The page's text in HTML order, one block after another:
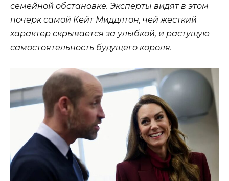
семейной обстановке. Эксперты видят в этом
почерк самой Кейт Миддлтон, чей жесткий
характер скрывается за улыбкой, и растущую
самостоятельность будущего короля.